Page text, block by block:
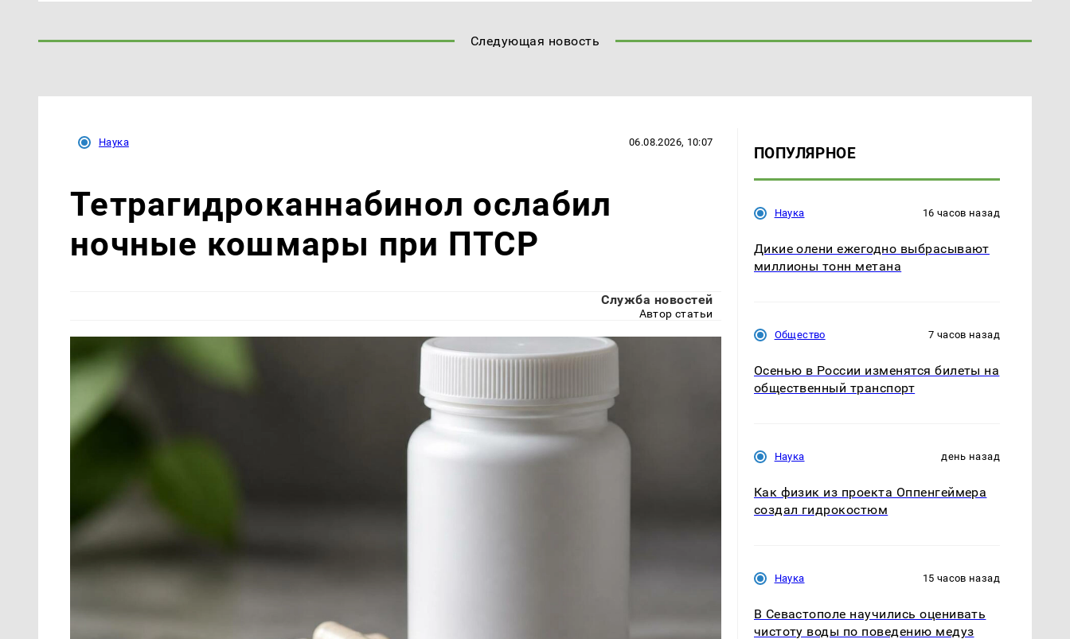
Следующая новость
Наука 06.08.2026, 10:07
Тетрагидроканнабинол ослабил
ночные кошмары при ПТСР
Служба новостей
Автор статьи
ПОПУЛЯРНОЕ
Наука 16 часов назад
Дикие олени ежегодно выбрасывают
миллионы тонн метана
Общество 7 часов назад
Осенью в России изменятся билеты на
общественный транспорт
Наука день назад
Как физик из проекта Оппенгеймера
создал гидрокостюм
Наука 15 часов назад
В Севастополе научились оценивать
чистоту воды по поведению медуз